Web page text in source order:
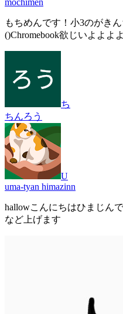
mochimen
もちめんです！小3のがき
()Chromebook欲じいよよよ
ち
ちんろう
U
uma-tyan himazinn
hallowこんにちはひまじんで
など上げます